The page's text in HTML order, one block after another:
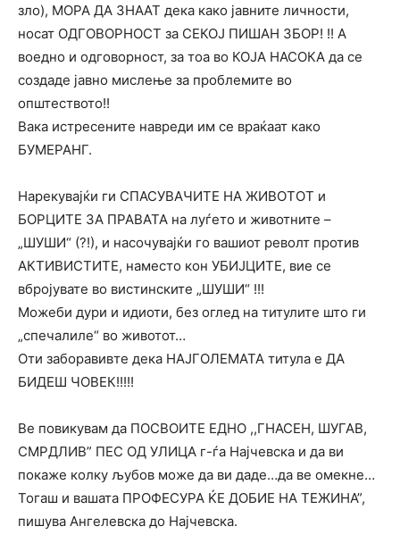
зло), МОРА ДА ЗНААТ дека како јавните личности,
носат ОДГОВОРНОСТ за СЕКОЈ ПИШАН ЗБОР! !! А
воедно и одговорност, за тоа во КОЈА НАСОКА да се
создаде јавно мислење за проблемите во
општеството!!
Вака истресените навреди им се враќаат како
БУМЕРАНГ.
Нарекувајќи ги СПАСУВАЧИТЕ НА ЖИВОТОТ и
БОРЦИТЕ ЗА ПРАВАТА на луѓето и животните –
„ШУШИ“ (?!), и насочувајќи го вашиот револт против
АКТИВИСТИТЕ, наместо кон УБИЈЦИТЕ, вие се
вбројувате во вистинските „ШУШИ“ !!!
Можеби дури и идиоти, без оглед на титулите што ги
„спечалиле“ во животот…
Оти заборавивте дека НАЈГОЛЕМАТА титула е ДА
БИДЕШ ЧОВЕК!!!!!
Ве повикувам да ПОСВОИТЕ ЕДНО ,,ГНАСЕН, ШУГАВ,
СМРДЛИВ” ПЕС ОД УЛИЦА г-ѓа Најчевска и да ви
покаже колку љубов може да ви даде…да ве омекне…
Тогаш и вашата ПРОФЕСУРА ЌЕ ДОБИЕ НА ТЕЖИНА”,
пишува Ангелевска до Најчевска.